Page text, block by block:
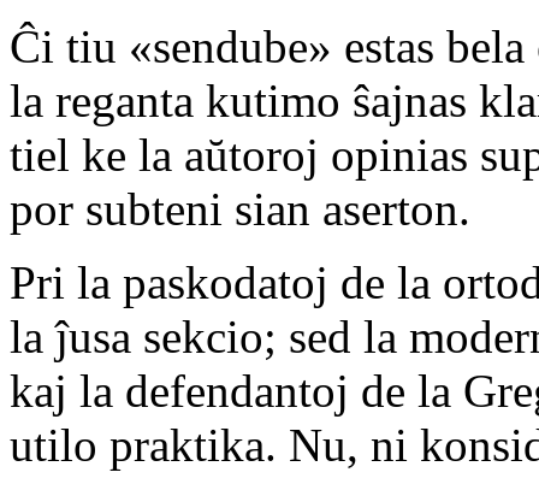
Ĉi tiu «sendube» estas
la reganta kutimo ŝajnas
tiel ke la aŭtoroj opinias
por subteni sian aserton.
Pri la paskodatoj de la
la ĵusa sekcio; sed la
kaj la defendantoj de la
utilo praktika. Nu, ni